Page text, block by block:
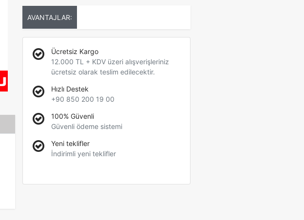
AVANTAJLAR:
Ücretsiz Kargo
12.000 TL + KDV üzeri alışverişleriniz
ücretsiz olarak teslim edilecektir.
Hızlı Destek
+90 850 200 19 00
100% Güvenli
Güvenli ödeme sistemi
Yeni teklifler
İndirimli yeni teklifler